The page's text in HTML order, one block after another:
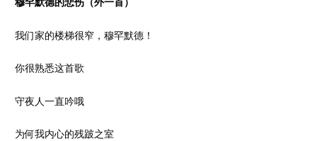
我们家的楼梯很窄，穆罕默德！
你很熟悉这首歌
守夜人一直吟哦
为何我内心的残跛之室